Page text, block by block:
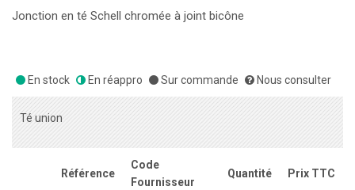
Jonction en té Schell chromée à joint bicône
En stock En réappro Sur commande Nous consulter
Té union
Référence
Code
Fournisseur
Quantité Prix TTC